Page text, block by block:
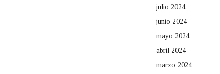
julio 2024
junio 2024
mayo 2024
abril 2024
marzo 2024